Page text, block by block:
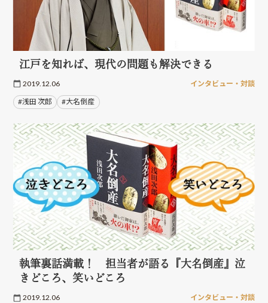
江戸を知れば、現代の問題も解決できる
2019.12.06 インタビュー・対談
#浅田 次郎 #大名倒産
執筆裏話満載！ 担当者が語る『大名倒産』泣
きどころ、笑いどころ
2019.12.06 インタビュー・対談